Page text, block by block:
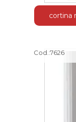
cortina
Cod.:7626